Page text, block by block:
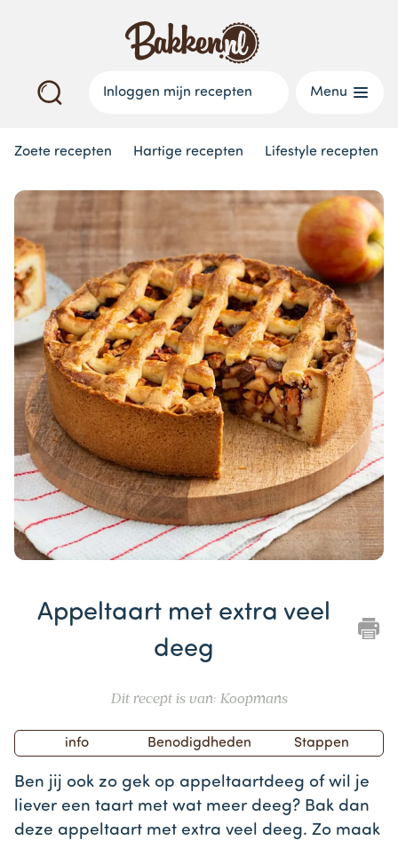
Inloggen mijn recepten Menu
Zoete recepten Hartige recepten Lifestyle recepten
Appeltaart met extra veel
deeg
Dit recept is van: Koopmans
info Benodigdheden Stappen
Ben jij ook zo gek op appeltaartdeeg of wil je
liever een taart met wat meer deeg? Bak dan
deze appeltaart met extra veel deeg. Zo maak